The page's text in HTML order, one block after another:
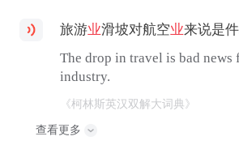
旅游业滑坡对航空业来说是件
The drop in travel is bad news
industry.
《柯林斯英汉双解大词典》
查看更多